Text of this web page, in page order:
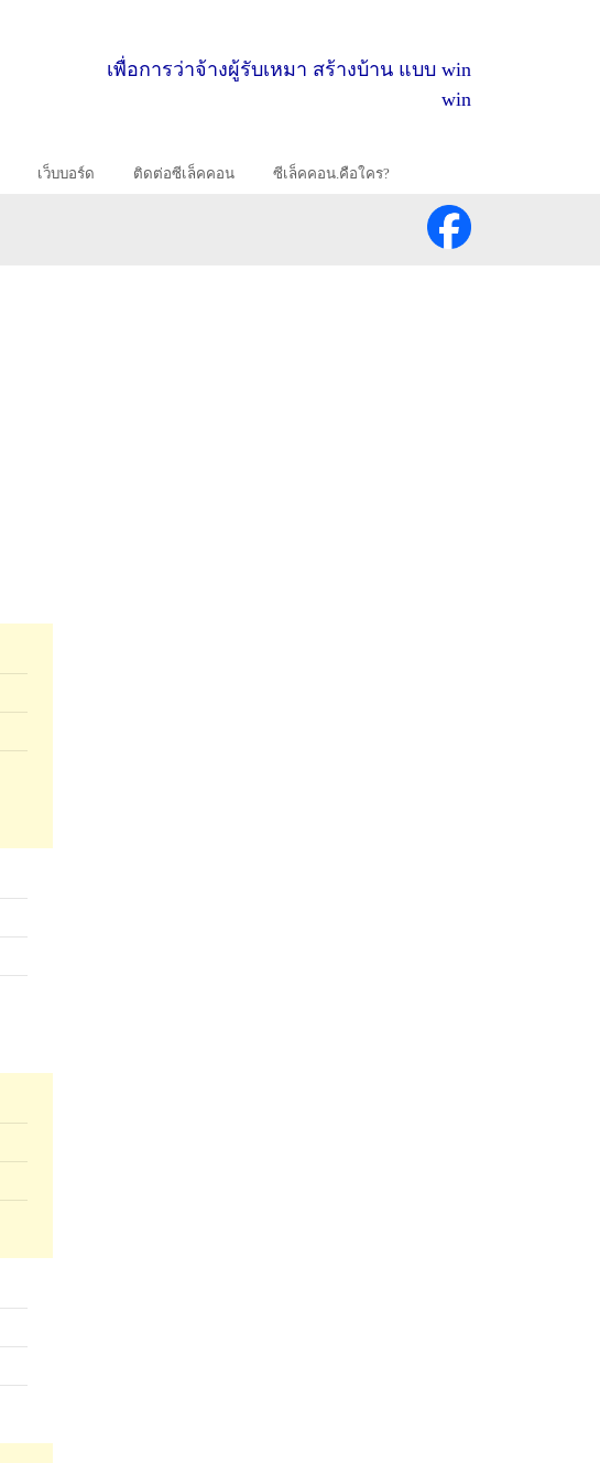
เพื่อการว่าจ้างผู้รับเหมา สร้างบ้าน แบบ win
win
เว็บบอร์ด ติดต่อซีเล็คคอน ซีเล็คคอน.คือใคร?